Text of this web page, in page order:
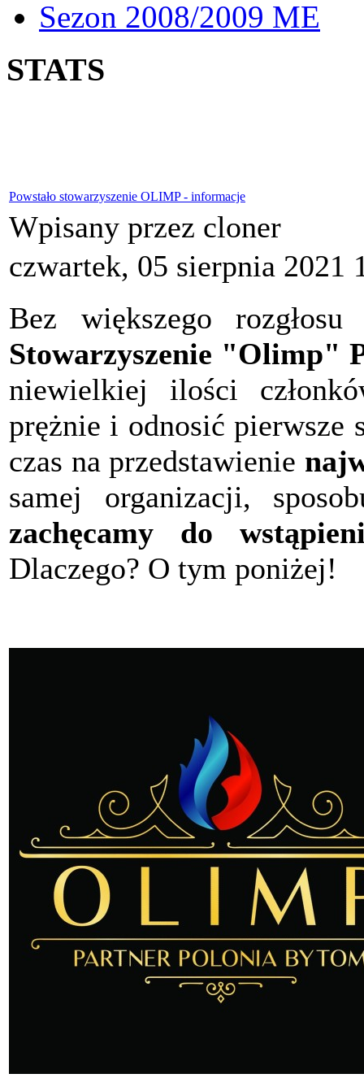
Sezon 2008/2009 ME
STATS
Powstało stowarzyszenie OLIMP - informacje
Wpisany przez cloner
czwartek, 05 sierpnia 2021
Bez większego
Stowarzyszenie "Olimp"
niewielkiej ilości
prężnie i odnosić pierwsze
czas na przedstawienie
samej organizacji,
zachęcamy do
Dlaczego? O tym poniżej!